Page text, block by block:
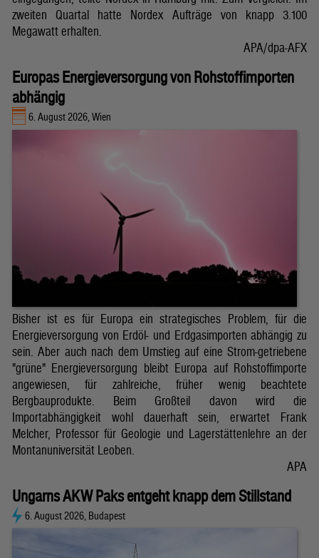
zweiten Quartal hatte Nordex Aufträge von knapp 3.100
Megawatt erhalten.
APA/dpa-AFX
Europas Energieversorgung von Rohstoffimporten
abhängig
6. August 2026, Wien
Bisher ist es für Europa ein strategisches Problem, für die
Energieversorgung von Erdöl- und Erdgasimporten abhängig zu
sein. Aber auch nach dem Umstieg auf eine Strom-getriebene
"grüne" Energieversorgung bleibt Europa auf Rohstoffimporte
angewiesen, für zahlreiche, früher wenig beachtete
Bergbauprodukte. Beim Großteil davon wird die
Importabhängigkeit wohl dauerhaft sein, erwartet Frank
Melcher, Professor für Geologie und Lagerstättenlehre an der
Montanuniversität Leoben.
APA
Ungarns AKW Paks entgeht knapp dem Stillstand
6. August 2026, Budapest